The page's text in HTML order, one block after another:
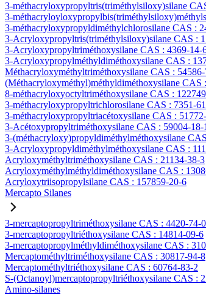
3-méthacryloxypropyltris(triméthylsiloxy)silane
3-
3-méthacryloxypropyldiméthylchlorosilane CAS :
3-Acryloxypropyltris(triméthylsiloxy)silane CAS :
3-Acryloxypropyltriméthoxysilane CAS : 4369-14-
3-Acryloxypropylméthyldiméthoxysilane CAS :
Méthacryloxyméthyltriméthoxysilane CAS :
(Méthacryloxyméthyl)méthyldiméthoxysilane CAS
8-méthacryloxyoctyltriméthoxysilane CAS :
3-méthacryloxypropyltrichlorosilane CAS : 7351-
3-méthacryloxypropyltriacétoxysilane CAS :
3-Acétoxypropyltriméthoxysilane CAS : 59004-18-1
3-(méthacryloxy)propyldiméthylméthoxysilane
3-Acryloxypropyldiméthylméthoxysilane CAS :
Acryloxyméthyltriméthoxysilane CAS : 21134-38-3
Acryloxyméthylméthyldiméthoxysilane CAS :
Acryloxytriisopropylsilane CAS : 157859-20-6
Mercapto Silanes
3-mercaptopropyltriméthoxysilane CAS : 4420-74-0
3-mercaptopropyltriéthoxysilane CAS : 14814-09-6
3-mercaptopropylméthyldiméthoxysilane CAS :
Mercaptométhyltriméthoxysilane CAS : 30817-94-8
Mercaptométhyltriéthoxysilane CAS : 60764-83-2
S-(Octanoyl)mercaptopropyltriéthoxysilane CAS :
Amino-silanes